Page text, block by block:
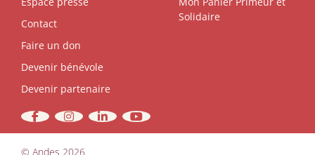
Contact
Solidaire
Faire un don
Devenir bénévole
Devenir partenaire
© Andes 2026